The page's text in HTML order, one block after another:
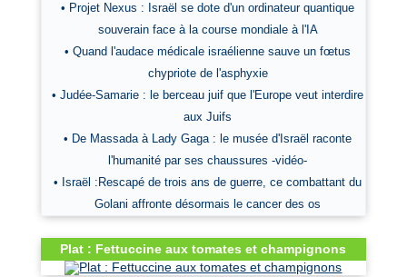
• Projet Nexus : Israël se dote d'un ordinateur quantique
souverain face à la course mondiale à l'IA
• Quand l'audace médicale israélienne sauve un fœtus
chypriote de l'asphyxie
• Judée-Samarie : le berceau juif que l'Europe veut interdire
aux Juifs
• De Massada à Lady Gaga : le musée d'Israël raconte
l'humanité par ses chaussures -vidéo-
• Israël :Rescapé de trois ans de guerre, ce combattant du
Golani affronte désormais le cancer des os
Plat : Fettuccine aux tomates et champignons